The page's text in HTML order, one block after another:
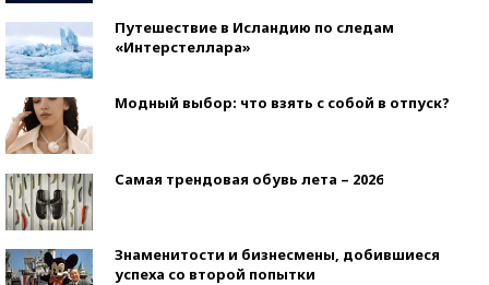
Путешествие в Исландию по следам
«Интерстеллара»
Модный выбор: что взять с собой в отпуск?
Самая трендовая обувь лета – 2026
Знаменитости и бизнесмены, добившиеся
успеха со второй попытки